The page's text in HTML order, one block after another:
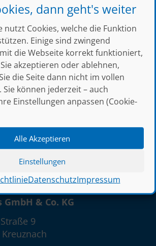
dann geht's weiter
nutzt Cookies, welche die Funktion
Einige sind zwingend
die Webseite korrekt funktioniert,
akzeptieren oder ablehnen,
die Seite dann nicht im vollen
können jederzeit – auch
Einstellungen anpassen (Cookie-
Alle Akzeptieren
Einstellungen
DatenschutzImpressum
Videos mit hilfreichen Tipps
Bad Kreuznach 2024 »
& Co. KG
9